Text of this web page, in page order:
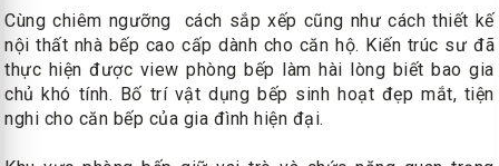
Cùng chiêm ngưỡng cách sắp xếp cũng như cách thiết kế
nội thất nhà bếp cao cấp dành cho căn hộ. Kiến trúc sư đã
thực hiện được view phòng bếp làm hài lòng biết bao gia
chủ khó tính. Bố trí vật dụng bếp sinh hoạt đẹp mắt, tiện
nghi cho căn bếp của gia đình hiện đại.